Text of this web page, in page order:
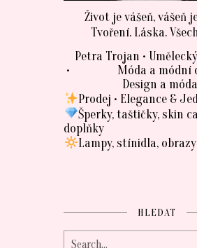
Život je vášeň, vášeň
Tvoření. Láska.
Petra Trojan •
• Móda a módní
Design a móda
Prodej • Elegance &
Šperky, taštičky, skin
doplňky
Lampy, stínidla, obrazy
HLEDAT